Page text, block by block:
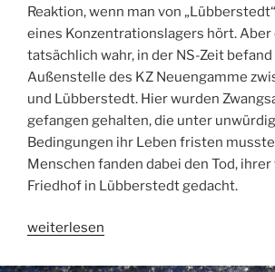
Reaktion, wenn man von
eines Konzentrationslagers hört. Aber
tatsächlich wahr, in der NS-Zeit
Außenstelle des KZ Neuengamme
und Lübberstedt. Hier wurden
gefangen gehalten, die unter
Bedingungen ihr Leben fristen
Menschen fanden dabei den Tod,
Friedhof in Lübberstedt gedacht.
„Überblick:
weiterlesen